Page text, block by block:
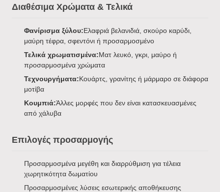
Διαθέσιμα Χρώματα & Τελικά
Φανίρισμα ξύλου:Ελαφριά βελανιδιά, σκούρο καρύδι,
μαύρη τέφρα, σφεντόνι ή προσαρμοσμένο
Τελικά χρωματισμένα:Ματ λευκό, γκρι, μαύρο ή
προσαρμοσμένα χρώματα
Τεχνουργήματα:Κουάρτς, γρανίτης ή μάρμαρο σε διάφορα
μοτίβα
Κουμπιά:Άλλες μορφές που δεν είναι κατασκευασμένες
από χάλυβα
Επιλογές προσαρμογής
Προσαρμοσμένα μεγέθη και διαρρύθμιση για τέλεια
χωρητικότητα δωματίου
Προσαρμοσμένες λύσεις εσωτερικής αποθήκευσης